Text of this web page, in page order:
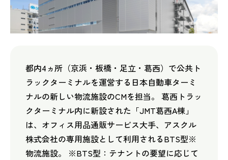
都内4ヵ所（京浜・板橋・足立・葛西）で公共ト
ラックターミナルを運営する日本自動車ターミ
ナルの新しい物流施設のCMを担当。 葛西トラッ
クターミナル内に新設された「JMT葛西A棟」
は、オフィス用品通販サービス大手、アスクル
株式会社の専用施設として利用されるBTS型※
物流施設。 ※BTS型：テナントの要望に応じて